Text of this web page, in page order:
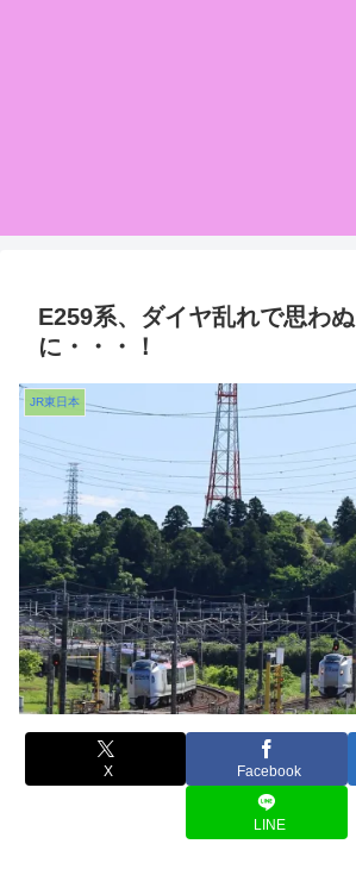
E259系、ダイヤ乱れで思わ
に・・・！
JR東日本
X Facebook
LINE